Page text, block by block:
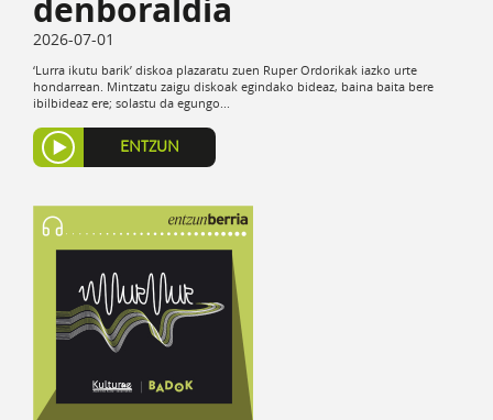
denboraldia
2026-07-01
‘Lurra ikutu barik’ diskoa plazaratu zuen Ruper Ordorikak iazko urte
hondarrean. Mintzatu zaigu diskoak egindako bideaz, baina baita bere
ibilbideaz ere; solastu da egungo...
ENTZUN